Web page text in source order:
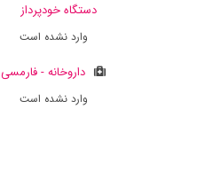
دستگاه خودپرداز
وارد نشده است
داروخانه - فارمسی
وارد نشده است